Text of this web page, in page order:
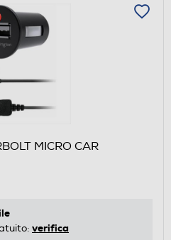
MICRO CAR
verifica